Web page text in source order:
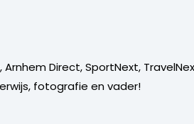
Direct, SportNext,
fotografie en vader!